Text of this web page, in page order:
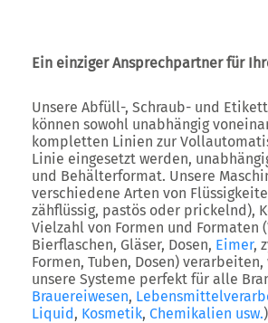
Ein einziger Ansprechpartner für
Unsere Abfüll-, Schraub- und
können sowohl unabhängig
kompletten Linien zur
Linie eingesetzt werden,
und Behälterformat. Unsere
verschiedene Arten von
zähflüssig, pastös oder prickelnd),
Vielzahl von Formen und Formaten
Bierflaschen, Gläser, Dosen, Eimer,
Formen, Tuben, Dosen)
unsere Systeme perfekt für alle
Brauereiwesen,
Liquid, Kosmetik, Chemikalien usw.